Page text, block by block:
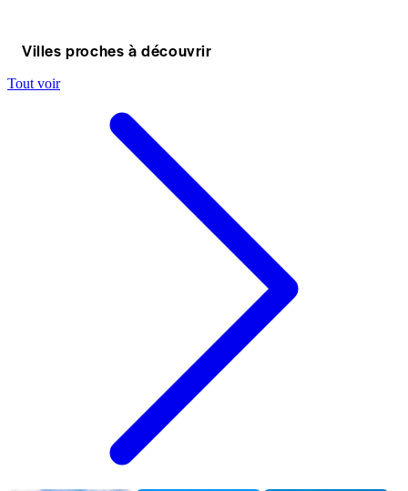
Villes proches à découvrir
Tout voir